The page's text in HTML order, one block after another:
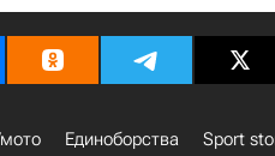
Единоборства Sport